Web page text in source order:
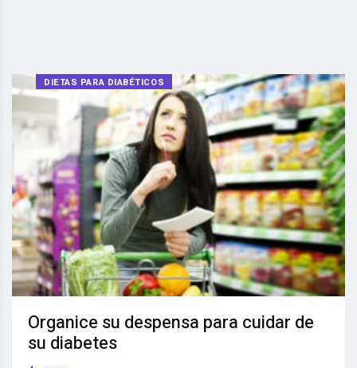
DIETAS PARA DIABÉTICOS
Organice su despensa para cuidar de
su diabetes